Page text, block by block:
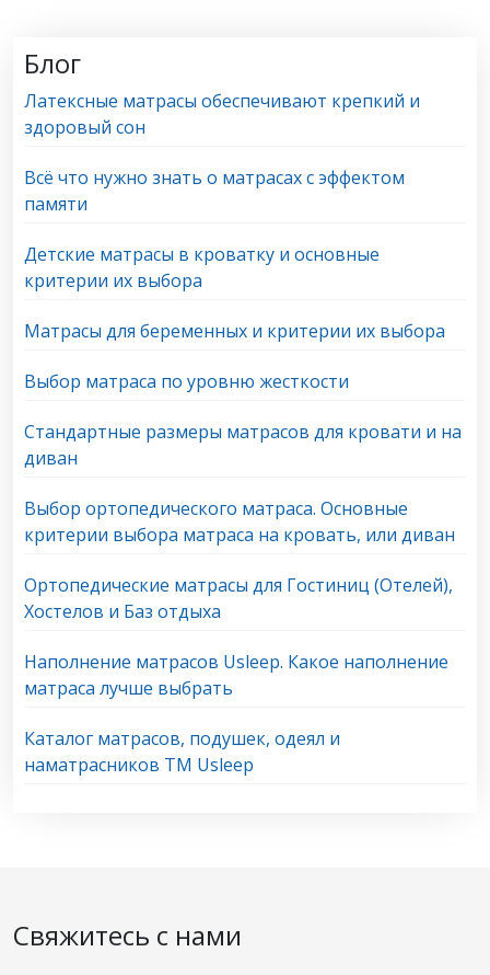
Блог
Латексные матрасы обеспечивают крепкий и
здоровый сон
Всё что нужно знать о матрасах с эффектом
памяти
Детские матрасы в кроватку и основные
критерии их выбора
Матрасы для беременных и критерии их выбора
Выбор матраса по уровню жесткости
Стандартные размеры матрасов для кровати и на
диван
Выбор ортопедического матраса. Основные
критерии выбора матраса на кровать, или диван
Ортопедические матрасы для Гостиниц (Отелей),
Хостелов и Баз отдыха
Наполнение матрасов Usleep. Какое наполнение
матраса лучше выбрать
Каталог матрасов, подушек, одеял и
наматрасников ТМ Usleep
Свяжитесь с нами